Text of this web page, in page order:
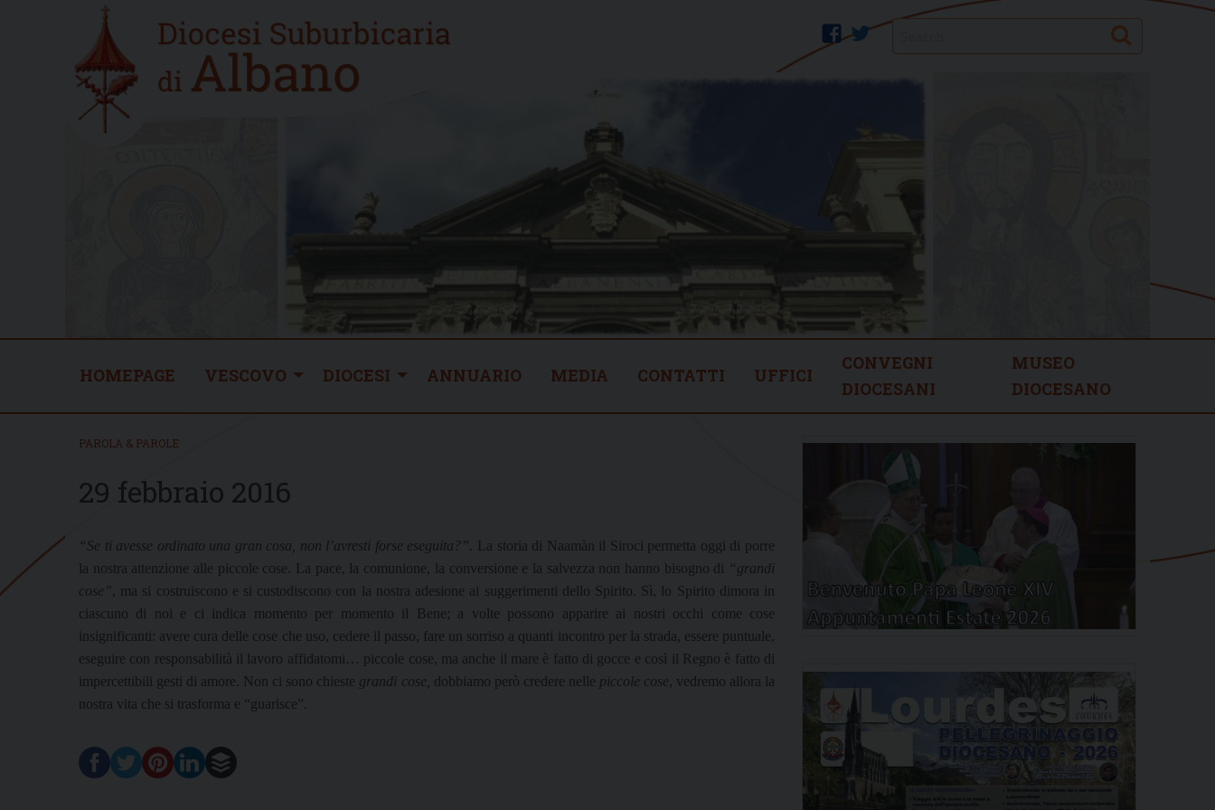
Home
new
twitter
facebook Search
HOMEPAGE VESCOVO DIOCESI ANNUARIO MEDIA CONTATTI UFFICI
CONVEGNI
DIOCESANI
MUSEO
DIOCESANO
PAROLA & PAROLE
29 febbraio 2016
“Se ti avesse ordinato una gran cosa, non l’avresti forse eseguita?”. La storia di Naamàn il Siroci permetta oggi di porre
la nostra attenzione alle piccole cose. La pace, la comunione, la conversione e la salvezza non hanno bisogno di “grandi
cose”, ma si costruiscono e si custodiscono con la nostra adesione ai suggerimenti dello Spirito. Sì, lo Spirito dimora in
ciascuno di noi e ci indica momento per momento il Bene; a volte possono apparire ai nostri occhi come cose
insignificanti: avere cura delle cose che uso, cedere il passo, fare un sorriso a quanti incontro per la strada, essere puntuale,
eseguire con responsabilità il lavoro affidatomi… piccole cose, ma anche il mare è fatto di gocce e così il Regno è fatto di
impercettibili gesti di amore. Non ci sono chieste grandi cose, dobbiamo però credere nelle piccole cose, vedremo allora la
nostra vita che si trasforma e “guarisce”.